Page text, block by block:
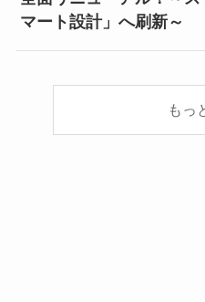
マート設計」へ刷新～
もっ